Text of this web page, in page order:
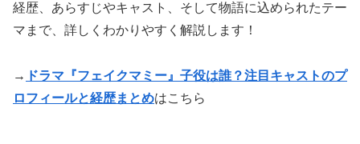
経歴、あらすじやキャスト、そして物語に込められたテー
マまで、詳しくわかりやすく解説します！
→ ドラマ『フェイクマミー』子役は誰？注目キャストのプ
ロフィールと経歴まとめはこちら